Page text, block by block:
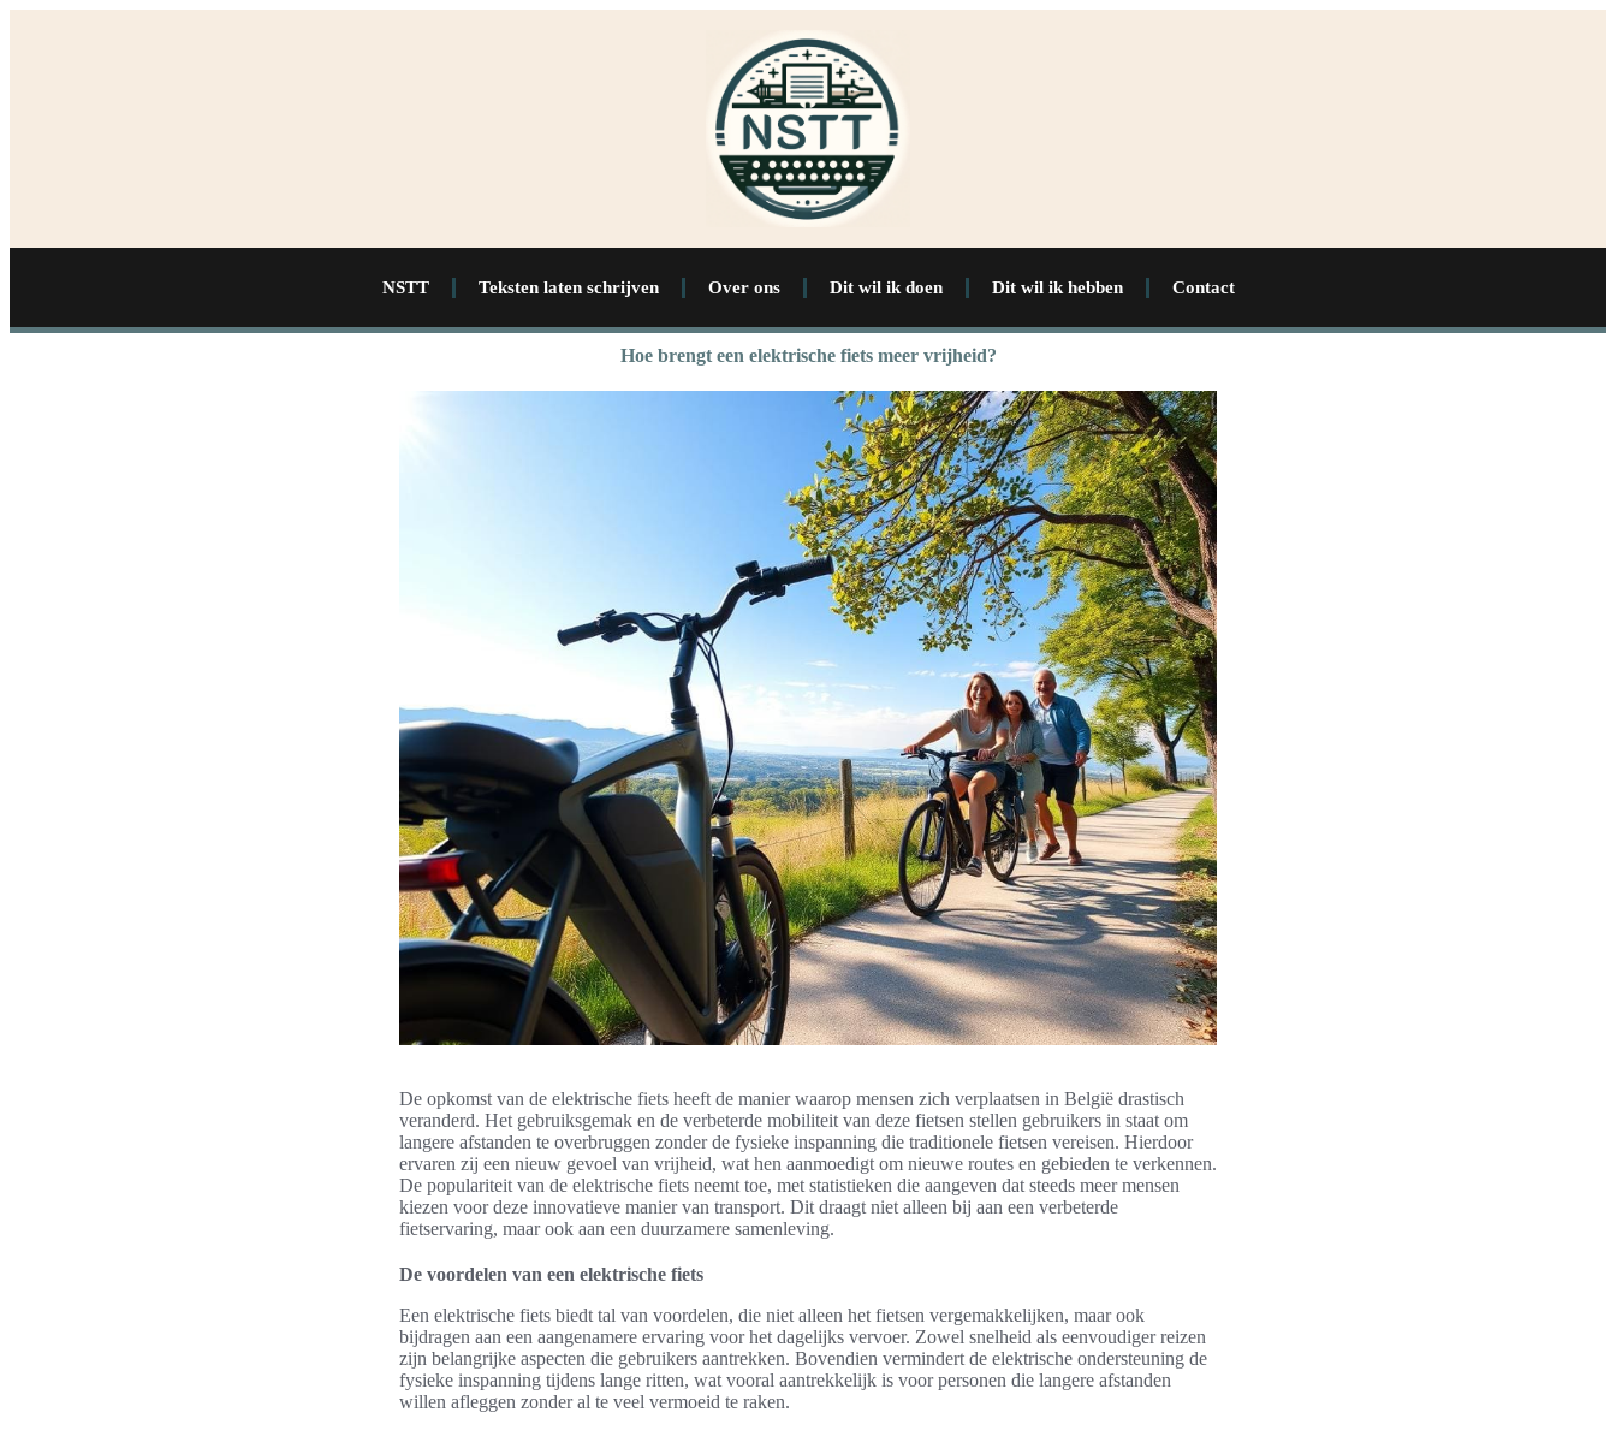
NSTT Teksten laten schrijven Over ons Dit wil ik doen Dit wil ik hebben Contact
Hoe brengt een elektrische fiets meer vrijheid?
De opkomst van de elektrische fiets heeft de manier waarop mensen zich verplaatsen in België drastisch
veranderd. Het gebruiksgemak en de verbeterde mobiliteit van deze fietsen stellen gebruikers in staat om
langere afstanden te overbruggen zonder de fysieke inspanning die traditionele fietsen vereisen. Hierdoor
ervaren zij een nieuw gevoel van vrijheid, wat hen aanmoedigt om nieuwe routes en gebieden te verkennen.
De populariteit van de elektrische fiets neemt toe, met statistieken die aangeven dat steeds meer mensen
kiezen voor deze innovatieve manier van transport. Dit draagt niet alleen bij aan een verbeterde
fietservaring, maar ook aan een duurzamere samenleving.
De voordelen van een elektrische fiets
Een elektrische fiets biedt tal van voordelen, die niet alleen het fietsen vergemakkelijken, maar ook
bijdragen aan een aangenamere ervaring voor het dagelijks vervoer. Zowel snelheid als eenvoudiger reizen
zijn belangrijke aspecten die gebruikers aantrekken. Bovendien vermindert de elektrische ondersteuning de
fysieke inspanning tijdens lange ritten, wat vooral aantrekkelijk is voor personen die langere afstanden
willen afleggen zonder al te veel vermoeid te raken.